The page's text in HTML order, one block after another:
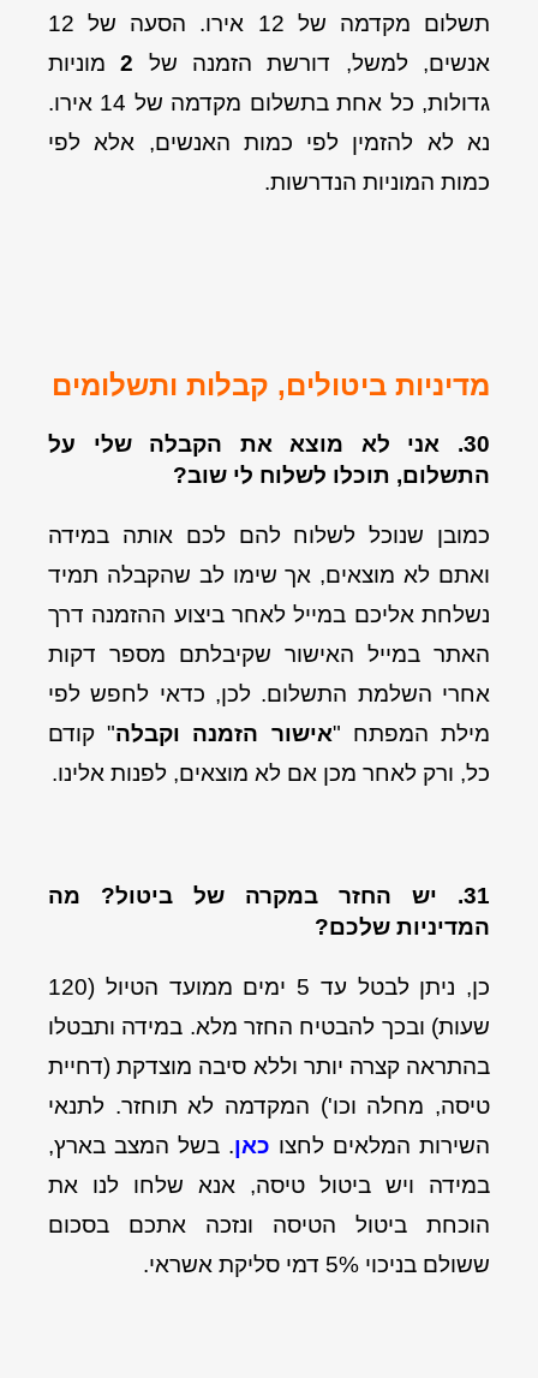
תשלום מקדמה של 12 אירו. הסעה של 12
אנשים, למשל, דורשת הזמנה של 2מוניות
גדולות, כל אחת בתשלום מקדמה של 14 אירו.
נא לא להזמין לפי כמות האנשים, אלא לפי
כמות המוניות הנדרשות.
מדיניות ביטולים, קבלות ותשלומים
30. אני לא מוצא את הקבלה שלי על
התשלום, תוכלו לשלוח לי שוב?
כמובן שנוכל לשלוח להם לכם אותה במידה
ואתם לא מוצאים, אך שימו לב שהקבלה תמיד
נשלחת אליכם במייל לאחר ביצוע ההזמנה דרך
האתר במייל האישור שקיבלתם מספר דקות
אחרי השלמת התשלום. לכן, כדאי לחפש לפי
מילת המפתח "אישור הזמנה וקבלה" קודם
כל, ורק לאחר מכן אם לא מוצאים, לפנות אלינו.
31. יש החזר במקרה של ביטול? מה
המדיניות שלכם?
כן, ניתן לבטל עד 5 ימים ממועד הטיול (120
שעות) ובכך להבטיח החזר מלא. במידה ותבטלו
בהתראה קצרה יותר וללא סיבה מוצדקת (דחיית
טיסה, מחלה וכו') המקדמה לא תוחזר. לתנאי
השירות המלאים לחצו כאן. בשל המצב בארץ,
במידה ויש ביטול טיסה, אנא שלחו לנו את
הוכחת ביטול הטיסה ונזכה אתכם בסכום
ששולם בניכוי 5% דמי סליקת אשראי.